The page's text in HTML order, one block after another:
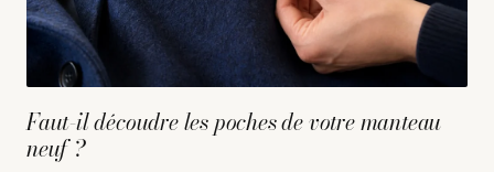
Faut-il découdre les poches de votre manteau
neuf ?